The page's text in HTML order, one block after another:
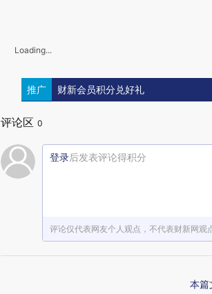
Loading...
推广 财新会员积分兑好礼
评论区 0
登录后发表评论得积分
评论仅代表网友个人观点，不代表财新网观
本篇